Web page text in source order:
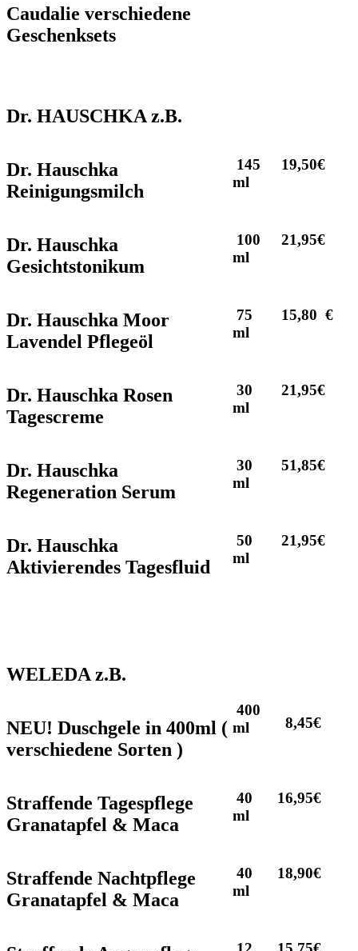
Caudalie verschiedene
Geschenksets
Dr. HAUSCHKA z.B.
Dr. Hauschka
Reinigungsmilch
145
ml
19,50€
Dr. Hauschka
Gesichtstonikum
100
ml
21,95€
Dr. Hauschka Moor
Lavendel Pflegeöl
75
ml
15,80 €
Dr. Hauschka Rosen
Tagescreme
30
ml
21,95€
Dr. Hauschka
Regeneration Serum
30
ml
51,85€
Dr. Hauschka
Aktivierendes Tagesfluid
50
ml
21,95€
WELEDA z.B.
NEU! Duschgele in 400ml (
verschiedene Sorten )
400
ml
8,45€
Straffende Tagespflege
Granatapfel & Maca
40
ml
16,95€
Straffende Nachtpflege
Granatapfel & Maca
40
ml
18,90€